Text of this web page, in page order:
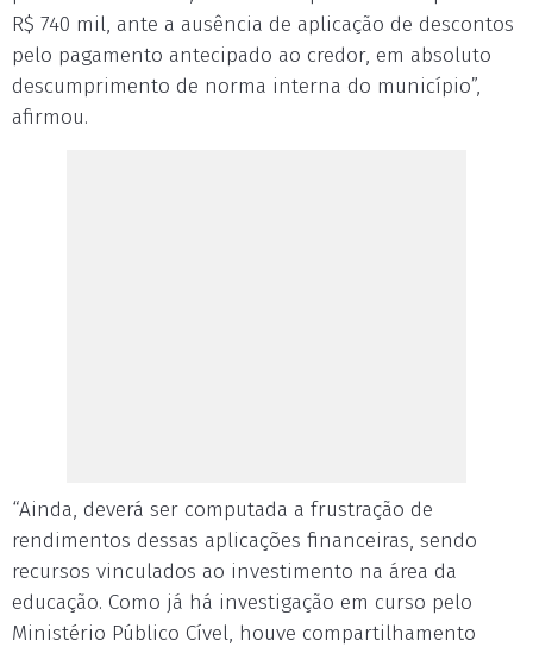
R$ 740 mil, ante a ausência de aplicação de descontos
pelo pagamento antecipado ao credor, em absoluto
descumprimento de norma interna do município”,
afirmou.
“Ainda, deverá ser computada a frustração de
rendimentos dessas aplicações financeiras, sendo
recursos vinculados ao investimento na área da
educação. Como já há investigação em curso pelo
Ministério Público Cível, houve compartilhamento